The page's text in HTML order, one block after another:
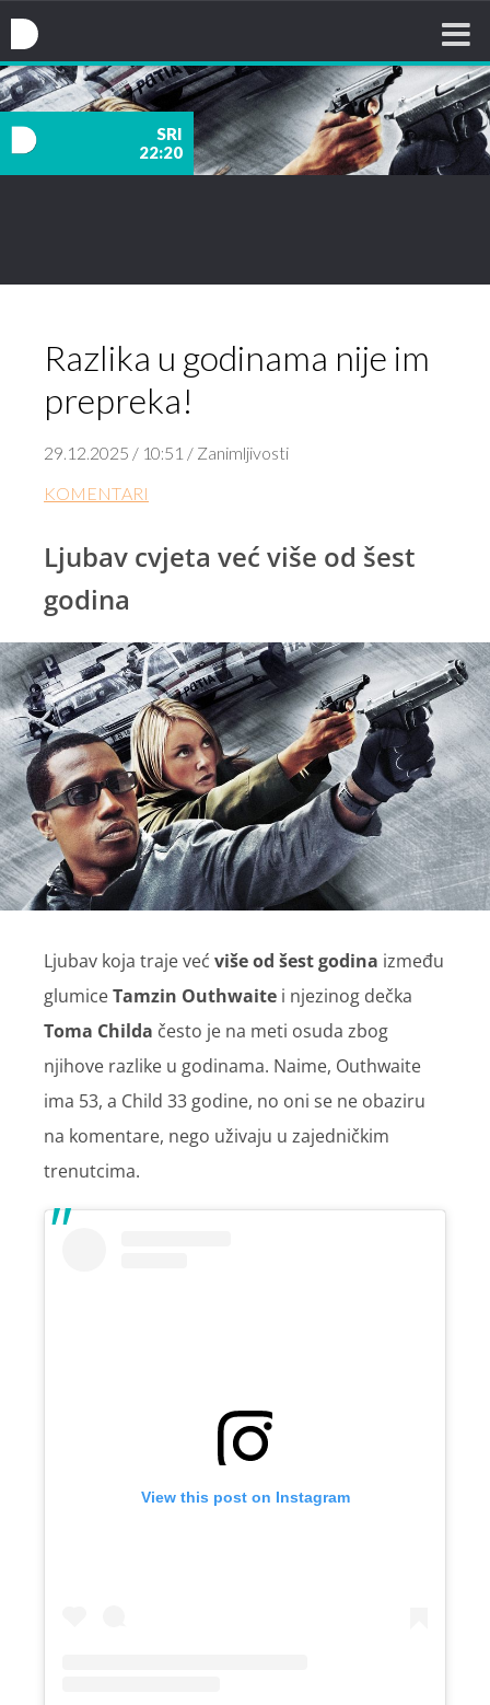
SRI
22:20
Nova TV
Razlika u godinama nije im
prepreka!
29.12.2025 / 10:51 / Zanimljivosti
KOMENTARI
Ljubav cvjeta već više od šest
godina
Ljubav koja traje već više od šest godina između
glumiceTamzin Outhwaite i njezinog dečka
Toma Childa često je na meti osuda zbog
njihove razlike u godinama. Naime, Outhwaite
ima 53, a Child 33 godine, no oni se ne obaziru
na komentare, nego uživaju u zajedničkim
trenutcima.
View this post on Instagram